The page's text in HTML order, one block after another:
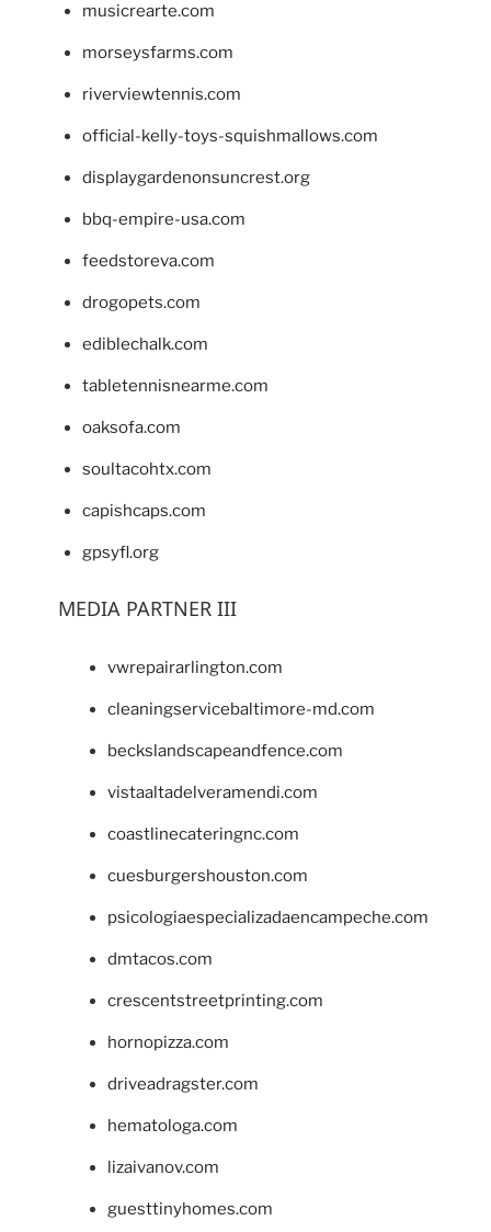
musicrearte.com
morseysfarms.com
riverviewtennis.com
official-kelly-toys-squishmallows.com
displaygardenonsuncrest.org
bbq-empire-usa.com
feedstoreva.com
drogopets.com
ediblechalk.com
tabletennisnearme.com
oaksofa.com
soultacohtx.com
capishcaps.com
gpsyfl.org
MEDIA PARTNER III
vwrepairarlington.com
cleaningservicebaltimore-md.com
beckslandscapeandfence.com
vistaaltadelveramendi.com
coastlinecateringnc.com
cuesburgershouston.com
psicologiaespecializadaencampeche.com
dmtacos.com
crescentstreetprinting.com
hornopizza.com
driveadragster.com
hematologa.com
lizaivanov.com
guesttinyhomes.com